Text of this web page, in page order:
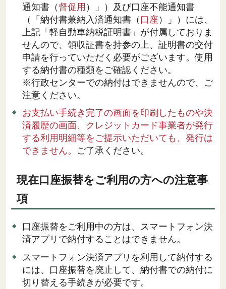
通知書（督促用 ）」）及び口座不能通知書
（「納付書兼納入済通知書（ 口座 ）」）には、
上記「軽自動車納税証明書」が付属しておりま
せんので、領収証書を持参の上、証明書の交付
申請を行っていただく必要がございます。使用
する納付書の種類をご確認ください。
※行政センターでの納付はできませんので、ご
注意ください。
お支払い手続き完了の画面を印刷したものや決
済履歴の画面、クレジットカード事業者が発行
する利用明細等をご提示いただいても、発行は
できません。 ご了承ください。
現在口座振替をご利用の方への注意事
項
口座振替をご利用中の方は、スマートフォン決
済アプリで納付することはできません。
スマートフォン決済アプリを利用して納付する
には、口座振替を廃止して、納付書での納付に
切り替える手続きが必要です。